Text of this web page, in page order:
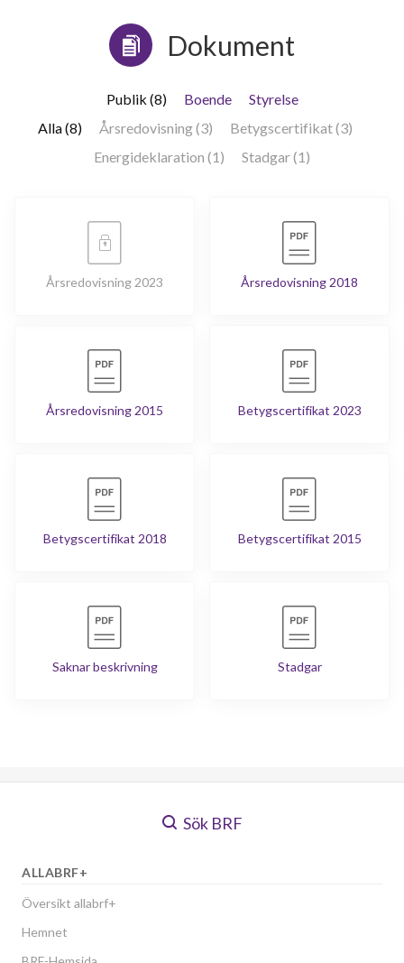
Dokument
Publik (8) Boende
Styrelse
Alla (8)
Årsredovisning (3)
Betygscertifikat (3)
Energideklaration (1)
Stadgar (1)
Årsredovisning 2023 Årsredovisning 2018
Årsredovisning 2015 Betygscertifikat 2023
Betygscertifikat 2018 Betygscertifikat 2015
Saknar beskrivning Stadgar
Sök BRF
ALLABRF+
Översikt allabrf+
Hemnet